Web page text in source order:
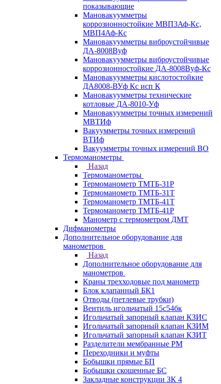
показывающие
Мановакуумметры
коррозионностойкие МВП3Аф-Кс,
МВП4Аф-Кс
Мановакуумметры виброустойчивые
ДА-8008Вуф
Мановакуумметры виброустойчивые
коррозионностойкие ДА-8008Вуф-Кс
Мановакуумметры кислотостойкие
ДА8008-ВУф Кс исп К
Мановакуумметры технические
котловые ДА-8010-Уф
Мановакуумметры точных измерений
МВТИф
Вакуумметры точных измерений
ВТИф
Вакуумметры точных измерений ВО
Термоманометры
Назад
Термоманометры
Термоманометр ТМТБ-31Р
Термоманометр ТМТБ-31Т
Термоманометр ТМТБ-41Т
Термоманометр ТМТБ-41Р
Манометр с термометром ДМТ
Дифманометры
Дополнительное оборудование для
манометров
Назад
Дополнительное оборудование для
манометров
Краны трехходовые под манометр
Блок клапанный БК1
Отводы (петлевые трубки)
Вентиль игольчатый 15с54бк
Игольчатый запорный клапан КЗИС
Игольчатый запорный клапан КЗИМ
Игольчатый запорный клапан КЗИТ
Разделители мембранные РМ
Переходники и муфты
Бобышки прямые БП
Бобышки скошенные БС
Закладные конструкции ЗК 4